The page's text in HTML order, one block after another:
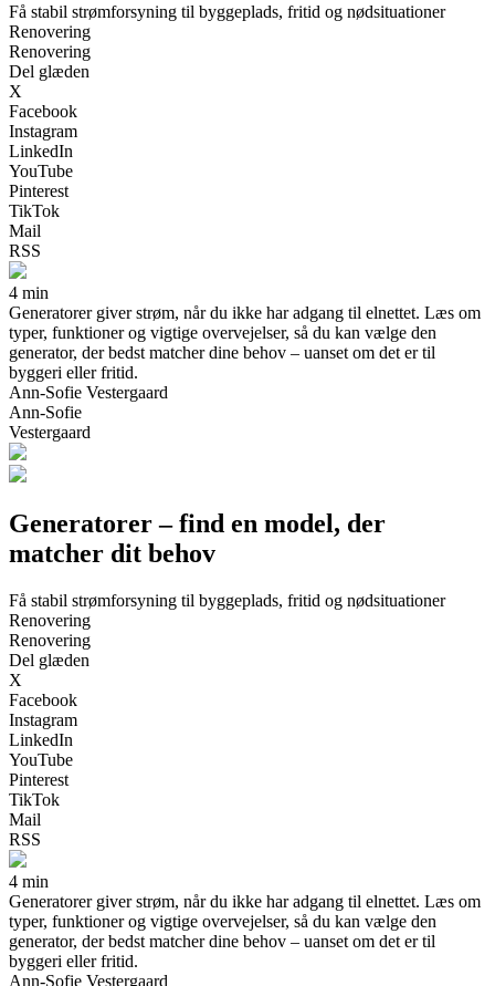
Få stabil strømforsyning til byggeplads, fritid og nødsituationer
Renovering
Renovering
Del glæden
X
Facebook
Instagram
LinkedIn
YouTube
Pinterest
TikTok
Mail
RSS
4 min
Generatorer giver strøm, når du ikke har adgang til elnettet. Læs om
typer, funktioner og vigtige overvejelser, så du kan vælge den
generator, der bedst matcher dine behov – uanset om det er til
byggeri eller fritid.
Ann-Sofie Vestergaard
Ann-Sofie
Vestergaard
Generatorer – find en model, der
matcher dit behov
Få stabil strømforsyning til byggeplads, fritid og nødsituationer
Renovering
Renovering
Del glæden
X
Facebook
Instagram
LinkedIn
YouTube
Pinterest
TikTok
Mail
RSS
4 min
Generatorer giver strøm, når du ikke har adgang til elnettet. Læs om
typer, funktioner og vigtige overvejelser, så du kan vælge den
generator, der bedst matcher dine behov – uanset om det er til
byggeri eller fritid.
Ann-Sofie Vestergaard